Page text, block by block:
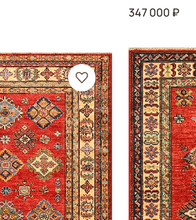
347 000 ₽